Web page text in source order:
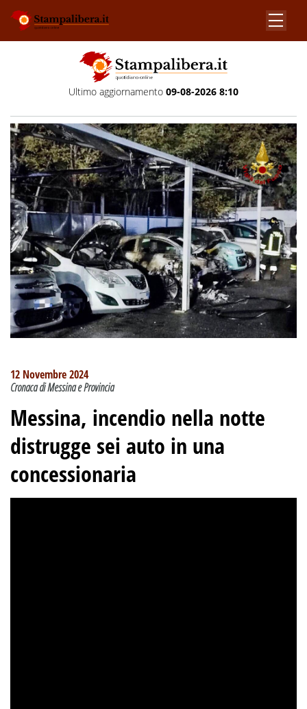
Ultimo aggiornamento 09-08-2026 8:10
12 Novembre 2024
Cronaca di Messina e Provincia
Messina, incendio nella notte
distrugge sei auto in una
concessionaria